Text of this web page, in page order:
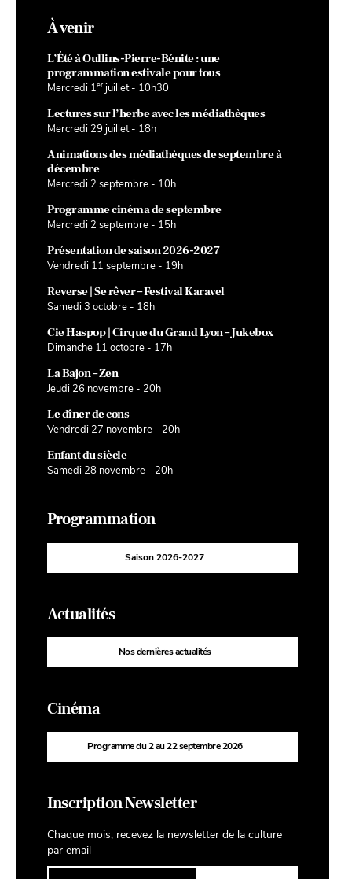
À venir
L’Été à Oullins-Pierre-Bénite : une
programmation estivale pour tous
Mercredi 1er juillet - 10h30
Lectures sur l’herbe avec les médiathèques
Mercredi 29 juillet - 18h
Animations des médiathèques de septembre à
décembre
Mercredi 2 septembre - 10h
Programme cinéma de septembre
Mercredi 2 septembre - 15h
Présentation de saison 2026-2027
Vendredi 11 septembre - 19h
Reverse | Se rêver – Festival Karavel
Samedi 3 octobre - 18h
Cie Haspop | Cirque du Grand Lyon – Jukebox
Dimanche 11 octobre - 17h
La Bajon – Zen
Jeudi 26 novembre - 20h
Le dîner de cons
Vendredi 27 novembre - 20h
Enfant du siècle
Samedi 28 novembre - 20h
Programmation
Saison 2026-2027
Actualités
Nos dernières actualités
Cinéma
Programme du 2 au 22 septembre 2026
Inscription Newsletter
Chaque mois, recevez la newsletter de la culture
par email